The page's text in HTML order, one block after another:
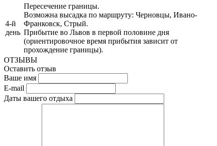
4-й
день
Пересечение границы.
Возможна высадка по маршруту: Черновцы, Ивано-
Франковск, Стрый.
Прибытие во Львов в первой половине дня
(ориентировочное время прибытия зависит от
прохождение границы).
ОТЗЫВЫ
Оставить отзыв
Ваше имя
E-mail
Даты вашего отдыха